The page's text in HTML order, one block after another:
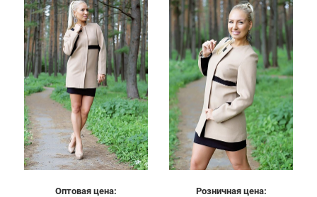
Оптовая цена:
Розничная цена: